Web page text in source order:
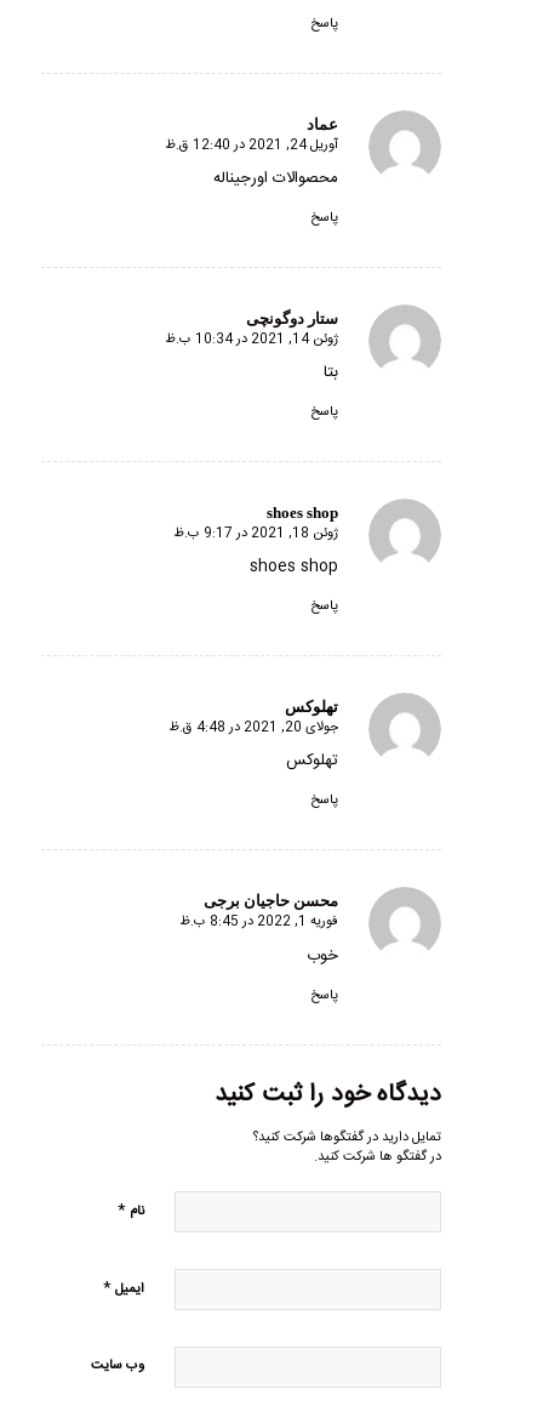
پاسخ
عماد
گفته:
آوریل 24, 2021 در 12:40 ق.ظ
محصوالات اورجیناله
پاسخ
ستار دوگونچی
گفته:
ژوئن 14, 2021 در 10:34 ب.ظ
بتا
پاسخ
shoes shop
گفته:ژوئن 18, 2021 در 9:17 ب.ظ
shoes shop
پاسخ
تهلوکس
گفته:
جولای 20, 2021 در 4:48 ق.ظ
تهلوکس
پاسخ
محسن حاجیان برجی
گفته:
فوریه 1, 2022 در 8:45 ب.ظ
خوب
پاسخ
دیدگاه خود را ثبت کنید
تمایل دارید در گفتگوها شرکت کنید؟
در گفتگو ها شرکت کنید.
نام *
ایمیل*
وب‌ سایت